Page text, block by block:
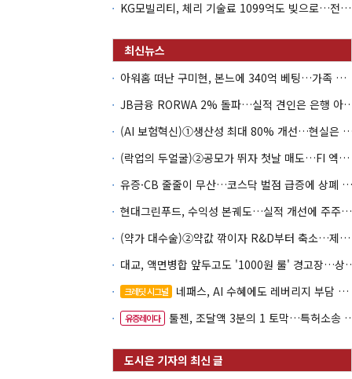
KG모빌리티, 체리 기술료 1099억도 빚으로…전동화 비용 '차입 의존'
아워홈 떠난 구미현, 본느에 340억 베팅…가족 지배체제 구축
JB금융 RORWA 2% 돌파…실
(AI 보험혁신)①생산성 최대 80%
(락업의 두얼굴)②공모가 뛰자 첫날 매도…FI 엑시트 전략 갈렸다
유증·CB 줄줄이 무산…코스닥 벌점 급증에 상폐 압박
현대그린푸드, 수익성 본궤도…실적 개선에 주주환원까지
(약가 대수술)②약값 깎이자 R&D부터 축소…제약업계 비상경영 돌입
대교, 액면병합 앞두고
크레딧 시그널 네패스, AI 수혜에도 레버리지 부담 여전
유증레이다 툴젠, 조달액 3분의 1 토막…특허소송 비용부터 챙긴다